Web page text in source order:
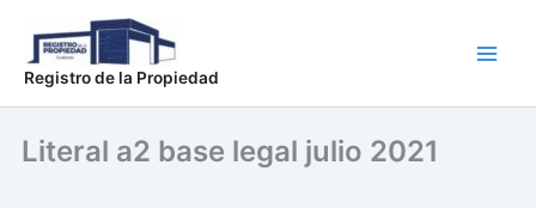
contenido
Registro de la Propiedad
Literal a2 base legal julio 2021